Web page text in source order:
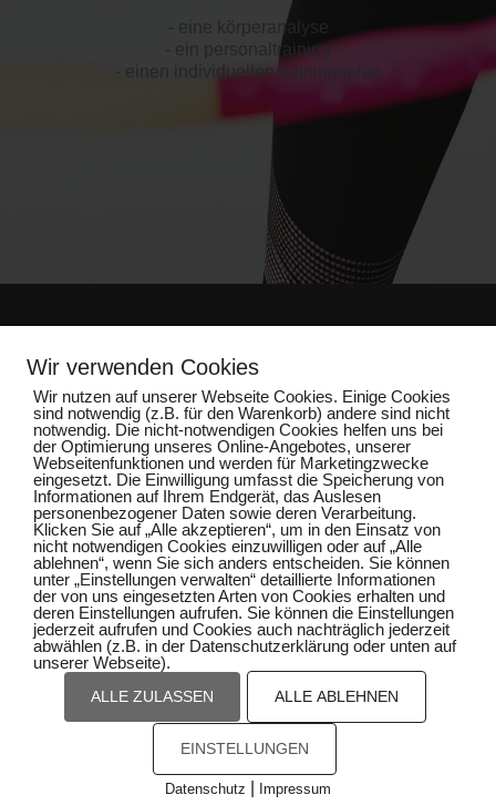
- eine körperanalyse
- ein personaltraining
- einen individuellen trainingsplan
Impressum
Datenschutz
Wir verwenden Cookies
Wir nutzen auf unserer Webseite Cookies. Einige Cookies
sind notwendig (z.B. für den Warenkorb) andere sind nicht
notwendig. Die nicht-notwendigen Cookies helfen uns bei
der Optimierung unseres Online-Angebotes, unserer
Webseitenfunktionen und werden für Marketingzwecke
eingesetzt. Die Einwilligung umfasst die Speicherung von
Informationen auf Ihrem Endgerät, das Auslesen
personenbezogener Daten sowie deren Verarbeitung.
Klicken Sie auf „Alle akzeptieren“, um in den Einsatz von
nicht notwendigen Cookies einzuwilligen oder auf „Alle
ablehnen“, wenn Sie sich anders entscheiden. Sie können
unter „Einstellungen verwalten“ detaillierte Informationen
der von uns eingesetzten Arten von Cookies erhalten und
deren Einstellungen aufrufen. Sie können die Einstellungen
jederzeit aufrufen und Cookies auch nachträglich jederzeit
abwählen (z.B. in der Datenschutzerklärung oder unten auf
unserer Webseite).
ALLE ZULASSEN ALLE ABLEHNEN
EINSTELLUNGEN
Datenschutz Impressum